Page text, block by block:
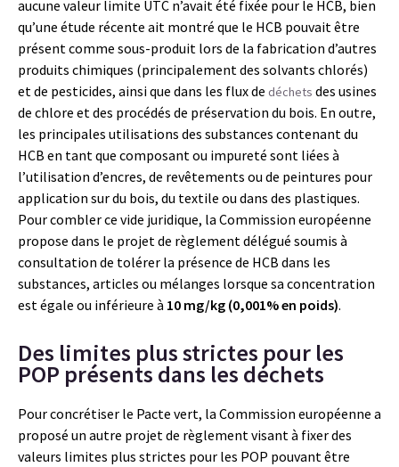
aucune valeur limite UTC n’avait été fixée pour le HCB, bien
qu’une étude récente ait montré que le HCB pouvait être
présent comme sous-produit lors de la fabrication d’autres
produits chimiques (principalement des solvants chlorés)
et de pesticides, ainsi que dans les flux de déchets des usines
de chlore et des procédés de préservation du bois. En outre,
les principales utilisations des substances contenant du
HCB en tant que composant ou impureté sont liées à
l’utilisation d’encres, de revêtements ou de peintures pour
application sur du bois, du textile ou dans des plastiques.
Pour combler ce vide juridique, la Commission européenne
propose dans le projet de règlement délégué soumis à
consultation de tolérer la présence de HCB dans les
substances, articles ou mélanges lorsque sa concentration
est égale ou inférieure à 10 mg/kg (0,001% en poids).
Des limites plus strictes pour les
POP présents dans les déchets
Pour concrétiser le Pacte vert, la Commission européenne a
proposé un autre projet de règlement visant à fixer des
valeurs limites plus strictes pour les POP pouvant être